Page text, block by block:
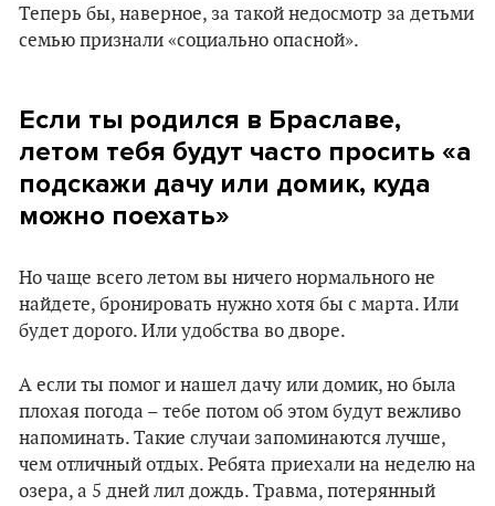
Теперь бы, наверное, за такой недосмотр за детьми
семью признали «социально опасной».
Если ты родился в Браславе,
летом тебя будут часто просить «а
подскажи дачу или домик, куда
можно поехать»
Но чаще всего летом вы ничего нормального не
найдете, бронировать нужно хотя бы с марта. Или
будет дорого. Или удобства во дворе.
А если ты помог и нашел дачу или домик, но была
плохая погода – тебе потом об этом будут вежливо
напоминать. Такие случаи запоминаются лучше,
чем отличный отдых. Ребята приехали на неделю на
озера, а 5 дней лил дождь. Травма, потерянный